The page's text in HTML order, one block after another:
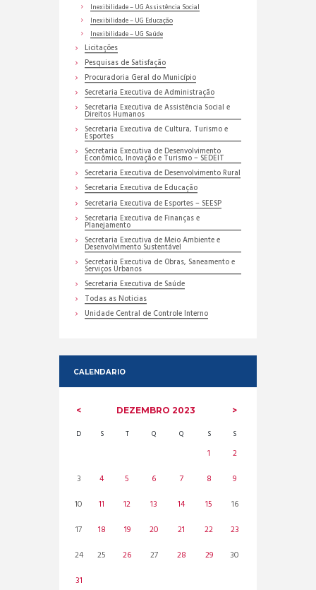
Inexibilidade – UG Assistência Social
Inexibilidade – UG Educação
Inexibilidade – UG Saúde
Licitações
Pesquisas de Satisfação
Procuradoria Geral do Município
Secretaria Executiva de Administração
Secretaria Executiva de Assistência Social e
Direitos Humanos
Secretaria Executiva de Cultura, Turismo e
Esportes
Secretaria Executiva de Desenvolvimento
Econômico, Inovação e Turismo – SEDEIT
Secretaria Executiva de Desenvolvimento Rural
Secretaria Executiva de Educação
Secretaria Executiva de Esportes – SEESP
Secretaria Executiva de Finanças e
Planejamento
Secretaria Executiva de Meio Ambiente e
Desenvolvimento Sustentável
Secretaria Executiva de Obras, Saneamento e
Serviços Urbanos
Secretaria Executiva de Saúde
Todas as Noticias
Unidade Central de Controle Interno
CALENDARIO
DEZEMBRO2023
D S T Q Q S S
1
2
3
4 5 6 7 8
9
10
11 12 13 14 15
16
17
18 19 20 21 22
23
24
25 26 27 28 29
30
31